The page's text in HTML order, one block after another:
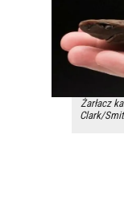
Żarłacz
Clark/